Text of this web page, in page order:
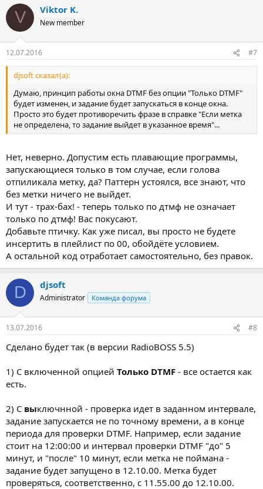
V Viktor K.
New member
12.07.2016 #7
djsoft сказал(а):
Думаю, принцип работы окна DTMF без опции "Только DTMF"
будет изменен, и задание будет запускаться в конце окна.
Просто это будет противоречить фразе в справке "Если метка
не определена, то задание выйдет в указанное время"...
Нет, неверно. Допустим есть плавающие программы,
запускающиеся только в том случае, если голова
отпиликала метку, да? Паттерн устоялся, все знают, что
без метки ничего не выйдет.
И тут - трах-бах! - теперь только по дтмф не означает
только по дтмф! Вас покусают.
Добавьте птичку. Как уже писал, вы просто не будете
инсертить в плейлист по 00, обойдёте условием.
А остальной код отработает самостоятельно, без правок.
D djsoft
Administrator Команда форума
13.07.2016 #8
Сделано будет так (в версии RadioBOSS 5.5)
1) С включенной опцией Только DTMF - все остается как
есть.
2) С выключнной - проверка идет в заданном интервале,
задание запускается не по точному времени, а в конце
периода для проверки DTMF. Например, если задание
стоит на 12:00:00 и интервал проверки DTMF "до" 5
минут, и "после" 10 минут, если метка не поймана -
задание будет запущено в 12.10.00. Метка будет
проверяться, соответственно, с 11.55.00 до 12.10.00.